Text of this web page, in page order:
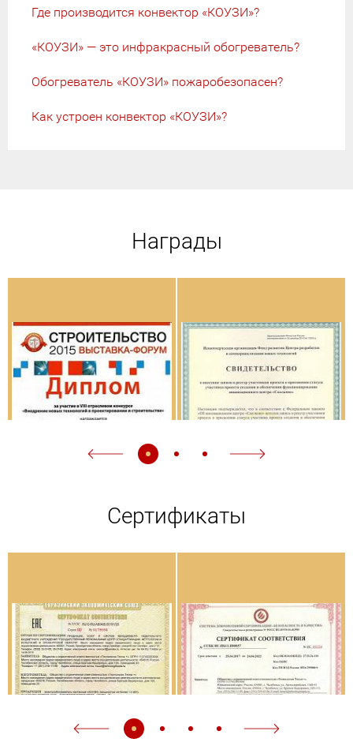
Где производится конвектор «КОУЗИ»?
«КОУЗИ» — это инфракрасный обогреватель?
Обогреватель «КОУЗИ» пожаробезопасен?
Как устроен конвектор «КОУЗИ»?
Награды
Сертификаты